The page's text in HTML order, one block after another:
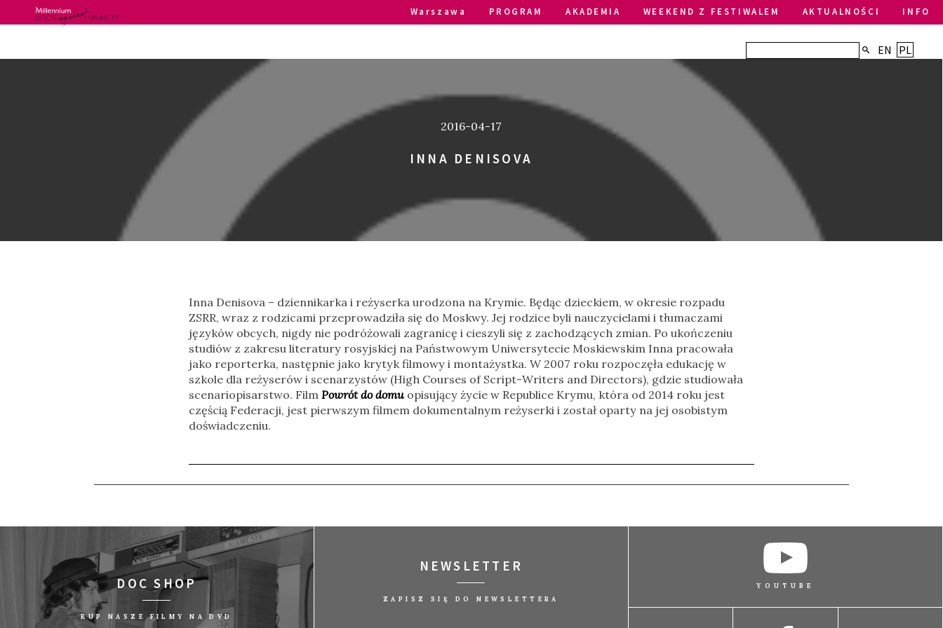
Warszawa PROGRAM AKADEMIA WEEKEND Z FESTIWALEM AKTUALNOŚCI INFO
EN PL
2016-04-17
INNA DENISOVA
Inna Denisova – dziennikarka i reżyserka urodzona na Krymie. Będąc dzieckiem, w okresie rozpadu
ZSRR, wraz z rodzicami przeprowadziła się do Moskwy. Jej rodzice byli nauczycielami i tłumaczami
języków obcych, nigdy nie podróżowali zagranicę i cieszyli się z zachodzących zmian. Po ukończeniu
studiów z zakresu literatury rosyjskiej na Państwowym Uniwersytecie Moskiewskim Inna pracowała
jako reporterka, następnie jako krytyk filmowy i montażystka. W 2007 roku rozpoczęła edukację w
szkole dla reżyserów i scenarzystów (High Courses of Script-Writers and Directors), gdzie studiowała
scenariopisarstwo. Film Powrót do domu opisujący życie w Republice Krymu, która od 2014 roku jest
częścią Federacji, jest pierwszym filmem dokumentalnym reżyserki i został oparty na jej osobistym
doświadczeniu.
DOC SHOP
KUP NASZE FILMY NA DVD
NEWSLETTER
ZAPISZ SIĘ DO NEWSLETTERA
YOUTUBE